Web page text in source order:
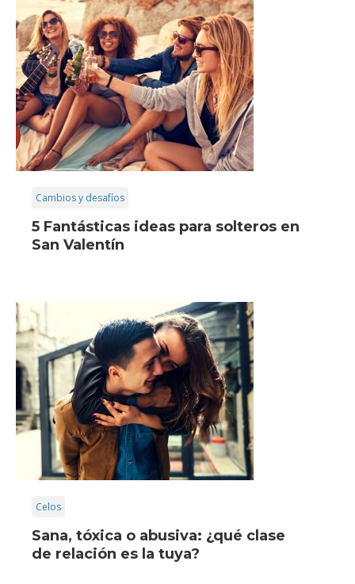
Cambios y desafíos
5 Fantásticas ideas para solteros en
San Valentín
Celos
Sana, tóxica o abusiva: ¿qué clase
de relación es la tuya?